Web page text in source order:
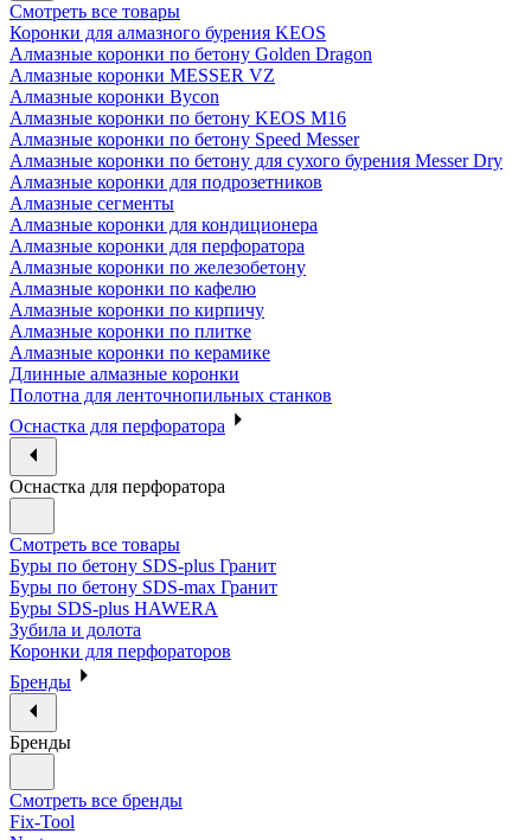
Смотреть все товары
Коронки для алмазного бурения KEOS
Алмазные коронки по бетону Golden Dragon
Алмазные коронки MESSER VZ
Алмазные коронки Bycon
Алмазные коронки по бетону KEOS M16
Алмазные коронки по бетону Speed Messer
Алмазные коронки по бетону для сухого бурения Messer Dry
Алмазные коронки для подрозетников
Алмазные сегменты
Алмазные коронки для кондиционера
Алмазные коронки для перфоратора
Алмазные коронки по железобетону
Алмазные коронки по кафелю
Алмазные коронки по кирпичу
Алмазные коронки по плитке
Алмазные коронки по керамике
Длинные алмазные коронки
Полотна для ленточнопильных станков
Оснастка для перфоратора
Оснастка для перфоратора
Смотреть все товары
Буры по бетону SDS-plus Гранит
Буры по бетону SDS-max Гранит
Буры SDS-plus HAWERA
Зубила и долота
Коронки для перфораторов
Бренды
Бренды
Смотреть все бренды
Fix-Tool